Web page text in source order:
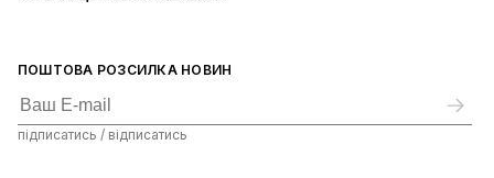
ПОШТОВА РОЗСИЛКА НОВИН
підписатись / відписатись